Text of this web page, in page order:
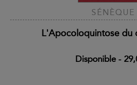
SÉNÈQUE
L'Apocoloquintose du
Disponible-